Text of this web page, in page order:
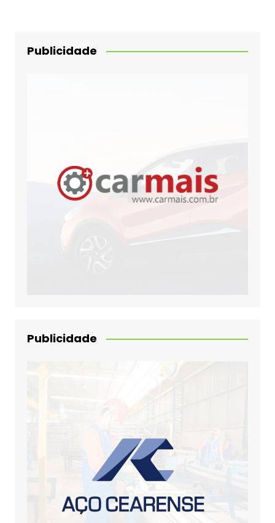
Publicidade
Publicidade